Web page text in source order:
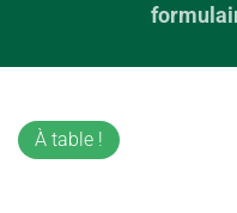
À table !